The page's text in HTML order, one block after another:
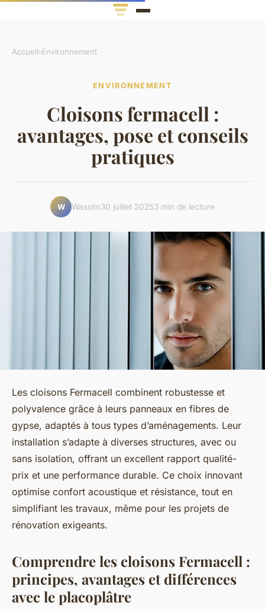
Accueil›Environnement
ENVIRONNEMENT
Cloisons fermacell :
avantages, pose et conseils
pratiques
W Wassim30 juillet 20253 min de lecture
Les cloisons Fermacell combinent robustesse et
polyvalence grâce à leurs panneaux en fibres de
gypse, adaptés à tous types d’aménagements. Leur
installation s’adapte à diverses structures, avec ou
sans isolation, offrant un excellent rapport qualité-
prix et une performance durable. Ce choix innovant
optimise confort acoustique et résistance, tout en
simplifiant les travaux, même pour les projets de
rénovation exigeants.
Comprendre les cloisons Fermacell :
principes, avantages et différences
avec le placoplâtre